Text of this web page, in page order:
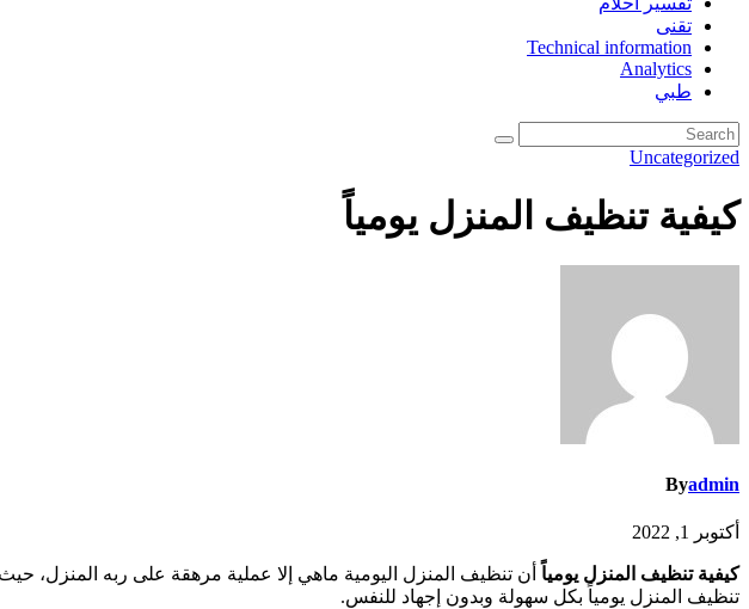
تقنى
Technical information
Analytics
طبي
Uncategorized
كيفية تنظيف المنزل يومياً
Byadmin
أكتوبر 1, 2022
كيفية تنظيف المنزل يومياً أن تنظيف المنزل اليومية ماهي إلا عملية مرهقة على ربه المنزل، حيث
تنظيف المنزل يومياً بكل سهولة وبدون إجهاد للنفس.